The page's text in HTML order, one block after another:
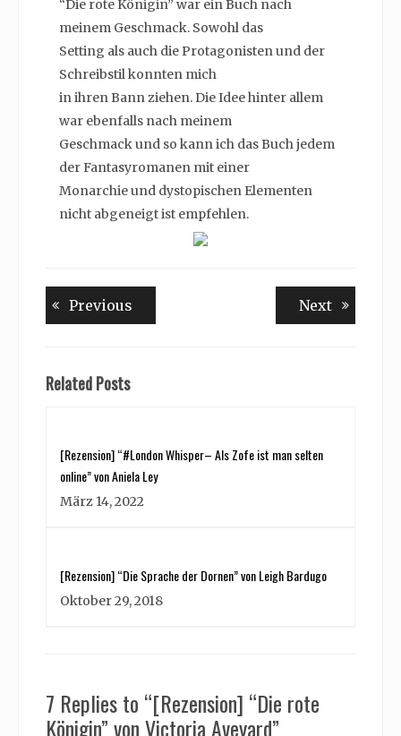
“Die rote Königin” war ein Buch nach
meinem Geschmack. Sowohl das
Setting als auch die Protagonisten und der
Schreibstil konnten mich
in ihren Bann ziehen. Die Idee hinter allem
war ebenfalls nach meinem
Geschmack und so kann ich das Buch jedem
der Fantasyromanen mit einer
Monarchie und dystopischen Elementen
nicht abgeneigt ist empfehlen.
Beitragsnavigation
Previous NextNext
Related Posts
[Rezension] “#London Whisper– Als Zofe ist man selten
online” von Aniela Ley
März 14, 2022
[Rezension] “Die Sprache der Dornen” von Leigh Bardugo
Oktober 29, 2018
7 Replies to “[Rezension] “Die rote
Königin” von Victoria Aveyard”